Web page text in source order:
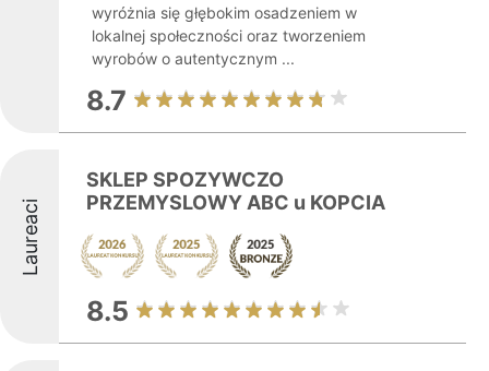
wyróżnia się głębokim osadzeniem w
lokalnej społeczności oraz tworzeniem
wyrobów o autentycznym ...
8.7
Laureaci
SKLEP SPOZYWCZO
PRZEMYSLOWY ABC u KOPCIA
8.5